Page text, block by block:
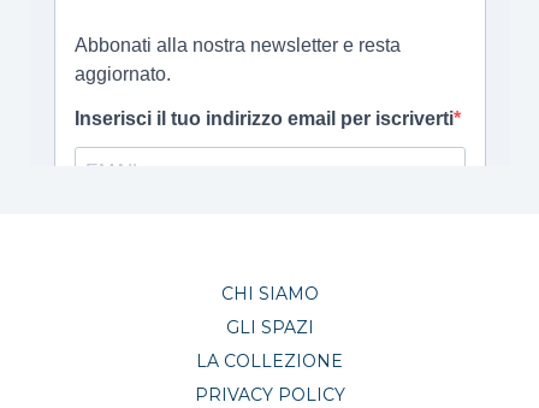
CHI SIAMO
GLI SPAZI
LA COLLEZIONE
PRIVACY POLICY